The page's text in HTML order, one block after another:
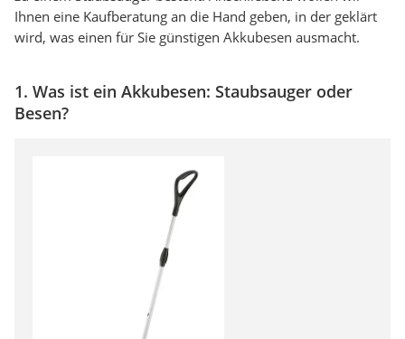
Ihnen eine Kaufberatung an die Hand geben, in der geklärt
wird, was einen für Sie günstigen Akkubesen ausmacht.
1. Was ist ein Akkubesen: Staubsauger oder
Besen?